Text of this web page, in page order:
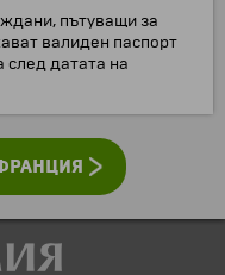
пътуващи за
валиден паспорт
датата на